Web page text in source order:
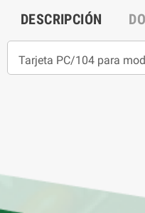
DESCRIPCIÓN
Tarjeta PC/104 para